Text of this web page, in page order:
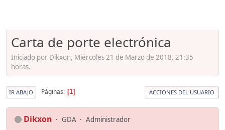
Carta de porte electrónica
Iniciado por Dikxon, Miércoles 21 de Marzo de 2018. 21:35
horas.
IR ABAJO Páginas 1 ACCIONES DEL USUARIO
Dikxon GDA Administrador